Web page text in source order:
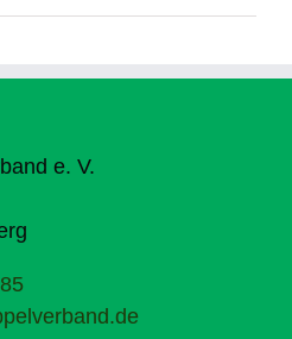
e. V.